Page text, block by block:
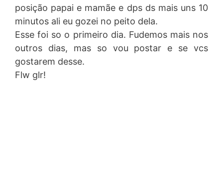
posição papai e mamãe e dps ds mais uns 10
minutos ali eu gozei no peito dela.
Esse foi so o primeiro dia. Fudemos mais nos
outros dias, mas so vou postar e se vcs
gostarem desse.
Flw glr!